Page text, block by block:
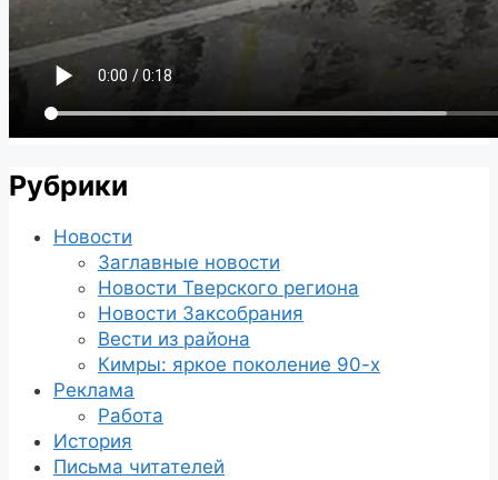
Рубрики
Новости
Заглавные новости
Новости Тверского региона
Новости Заксобрания
Вести из района
Кимры: яркое поколение 90-х
Реклама
Работа
История
Письма читателей